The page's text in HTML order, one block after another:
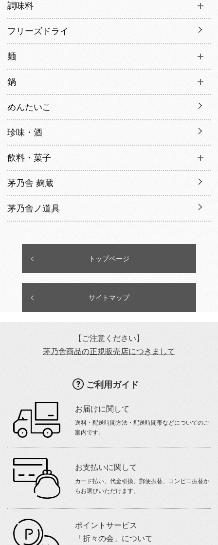
調味料
フリーズドライ
麺
鍋
めんたいこ
珍味・酒
飲料・菓子
茅乃舎 麹蔵
茅乃舎ノ道具
トップページ
サイトマップ
【ご注意ください】
茅乃舎商品の正規販売店につきまして
ご利用ガイド
お届けに関して
送料・配送時間方法・配送時間帯などについてのご
案内です。
お支払いに関して
カード払い、代金引換、郵便振替、コンビニ振替か
らお選びいただけます。
ポイントサービス
「折々の会」について